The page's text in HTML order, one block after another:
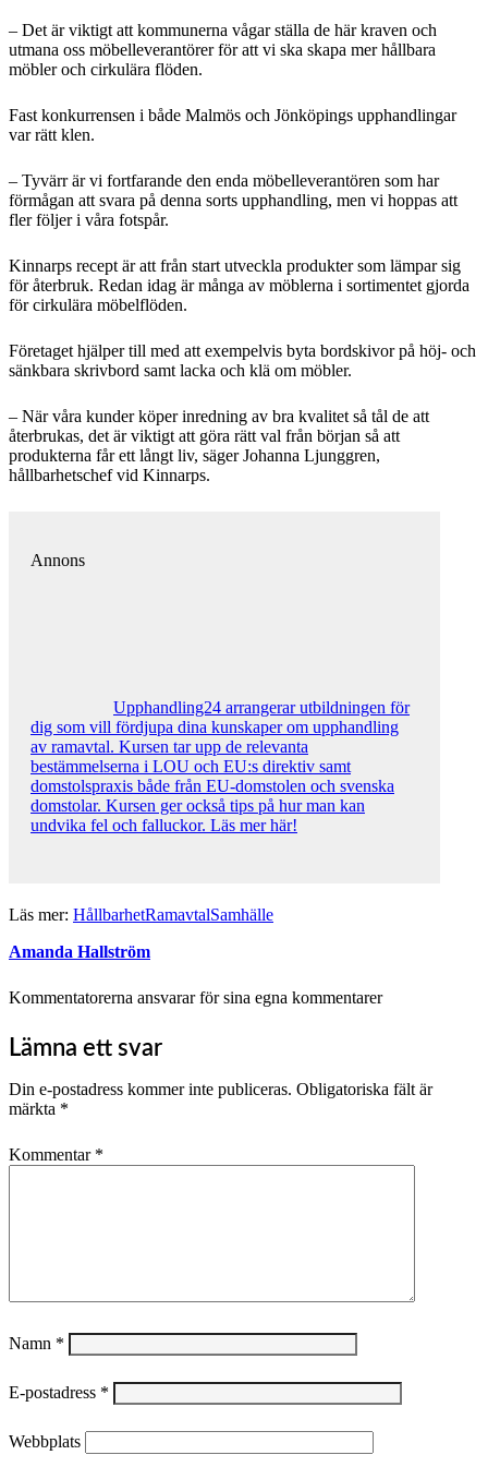
– Det är viktigt att kommunerna vågar ställa de här kraven och
utmana oss möbelleverantörer för att vi ska skapa mer hållbara
möbler och cirkulära flöden.
Fast konkurrensen i både Malmös och Jönköpings upphandlingar
var rätt klen.
– Tyvärr är vi fortfarande den enda möbelleverantören som har
förmågan att svara på denna sorts upphandling, men vi hoppas att
fler följer i våra fotspår.
Kinnarps recept är att från start utveckla produkter som lämpar sig
för återbruk. Redan idag är många av möblerna i sortimentet gjorda
för cirkulära möbelflöden.
Företaget hjälper till med att exempelvis byta bordskivor på höj- och
sänkbara skrivbord samt lacka och klä om möbler.
– När våra kunder köper inredning av bra kvalitet så tål de att
återbrukas, det är viktigt att göra rätt val från början så att
produkterna får ett långt liv, säger Johanna Ljunggren,
hållbarhetschef vid Kinnarps.
Annons
Upphandling24 arrangerar utbildningen för
dig som vill fördjupa dina kunskaper om upphandling
av ramavtal. Kursen tar upp de relevanta
bestämmelserna i LOU och EU:s direktiv samt
domstolspraxis både från EU-domstolen och svenska
domstolar. Kursen ger också tips på hur man kan
undvika fel och falluckor. Läs mer här!
Läs mer: HållbarhetRamavtalSamhälle
Amanda Hallström
Kommentatorerna ansvarar för sina egna kommentarer
Lämna ett svar
Din e-postadress kommer inte publiceras. Obligatoriska fält är
märkta *
Kommentar *
Namn *
E-postadress *
Webbplats